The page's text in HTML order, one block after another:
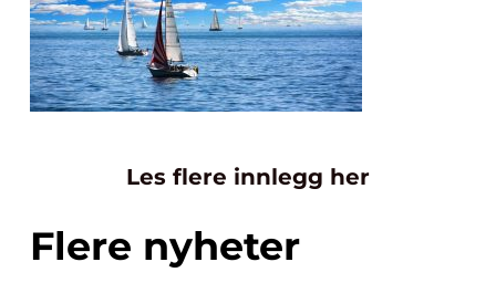
Les flere innlegg her
Flere nyheter